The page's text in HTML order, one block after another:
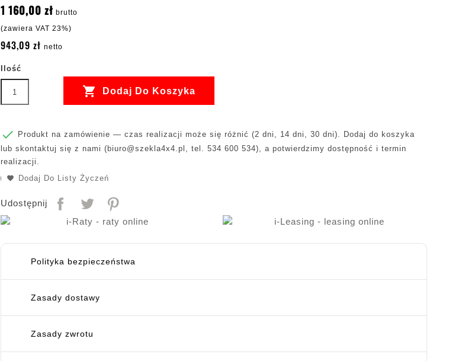
1 160,00 zł brutto
(zawiera VAT 23%)
943,09 zł netto
Ilość
 Dodaj Do Koszyka

Produkt na zamówienie — czas realizacji może się różnić (2 dni, 14 dni, 30 dni). Dodaj do koszyka
lub skontaktuj się z nami ( biuro@szekla4x4.pl , tel. 534 600 534), a potwierdzimy dostępność i termin
realizacji.
Dodaj Do Listy Życzeń
Udostępnij
Polityka bezpieczeństwa
Zasady dostawy
Zasady zwrotu